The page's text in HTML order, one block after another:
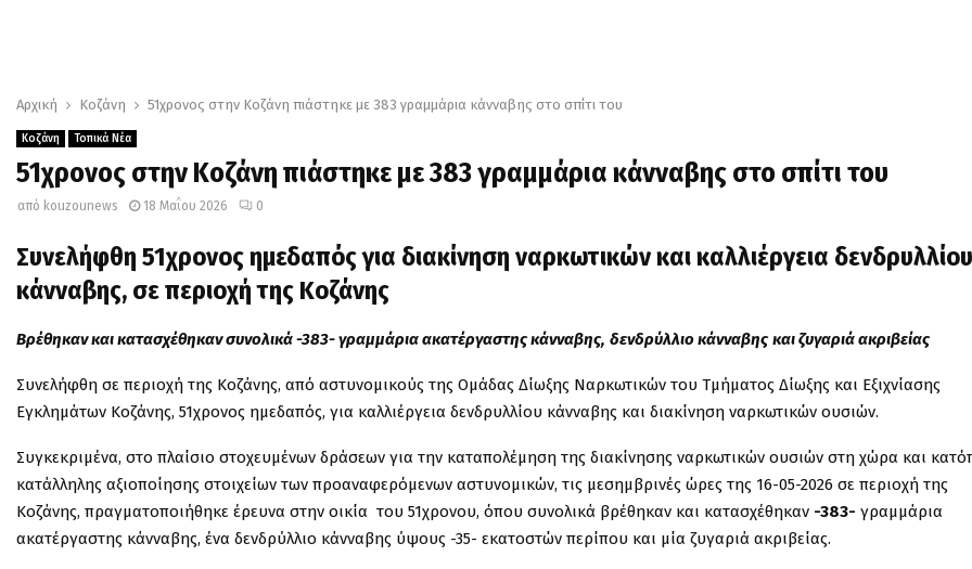
Αρχική Κοζάνη 51χρονος στην Κοζάνη πιάστηκε με 383 γραμμάρια κάνναβης στο σπίτι του
Κοζάνη Τοπικά Νέα
51χρονος στην Κοζάνη πιάστηκε με 383 γραμμάρια κάνναβης στο σπίτι του
από kouzounews 18 Μαΐου 2026 0
Συνελήφθη 51χρονος ημεδαπός για διακίνηση ναρκωτικών και καλλιέργεια δενδρυλλίου
κάνναβης, σε περιοχή της Κοζάνης
Βρέθηκαν και κατασχέθηκαν συνολικά -383- γραμμάρια ακατέργαστης κάνναβης, δενδρύλλιο κάνναβης και ζυγαριά ακριβείας
Συνελήφθη σε περιοχή της Κοζάνης, από αστυνομικούς της Ομάδας Δίωξης Ναρκωτικών του Τμήματος Δίωξης και Εξιχνίασης
Εγκλημάτων Κοζάνης, 51χρονος ημεδαπός, για καλλιέργεια δενδρυλλίου κάνναβης και διακίνηση ναρκωτικών ουσιών.
Συγκεκριμένα, στο πλαίσιο στοχευμένων δράσεων για την καταπολέμηση της διακίνησης ναρκωτικών ουσιών στη χώρα και
κατάλληλης αξιοποίησης στοιχείων των προαναφερόμενων αστυνομικών, τις μεσημβρινές ώρες της 16-05-2026 σε περιοχή της
Κοζάνης, πραγματοποιήθηκε έρευνα στην οικία του 51χρονου, όπου συνολικά βρέθηκαν και κατασχέθηκαν -383- γραμμάρια
ακατέργαστης κάνναβης, ένα δενδρύλλιο κάνναβης ύψους -35- εκατοστών περίπου και μία ζυγαριά ακριβείας.